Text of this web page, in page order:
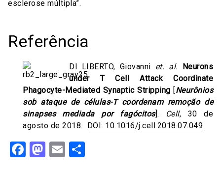
esclerose múltipla”.
Referência
DI LIBERTO, Giovanni et. al.
Neurons
under T Cell Attack Coordinate
Phagocyte-Mediated Synaptic Stripping [Neurônios
sob ataque de células-T coordenam remoção de
sinapses mediada por fagócitos]. Cell, 30 de
agosto de 2018. DOI: 10.1016/j.cell.2018.07.049
Facebook
Mastodon
Email